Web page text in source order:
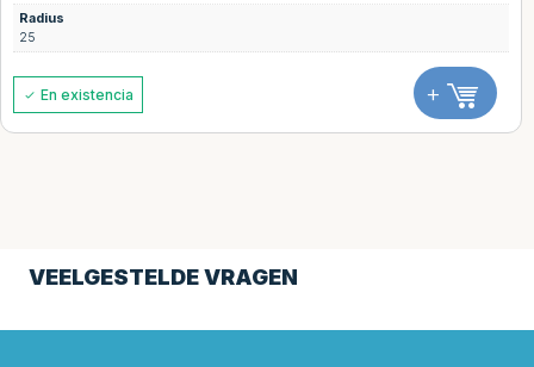
Radius
25
En existencia +
VEELGESTELDE VRAGEN